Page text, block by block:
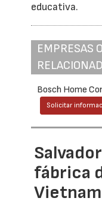
educativa.
EMPRESAS
Bosch Home
Solicitar
fábrica
Vietnam